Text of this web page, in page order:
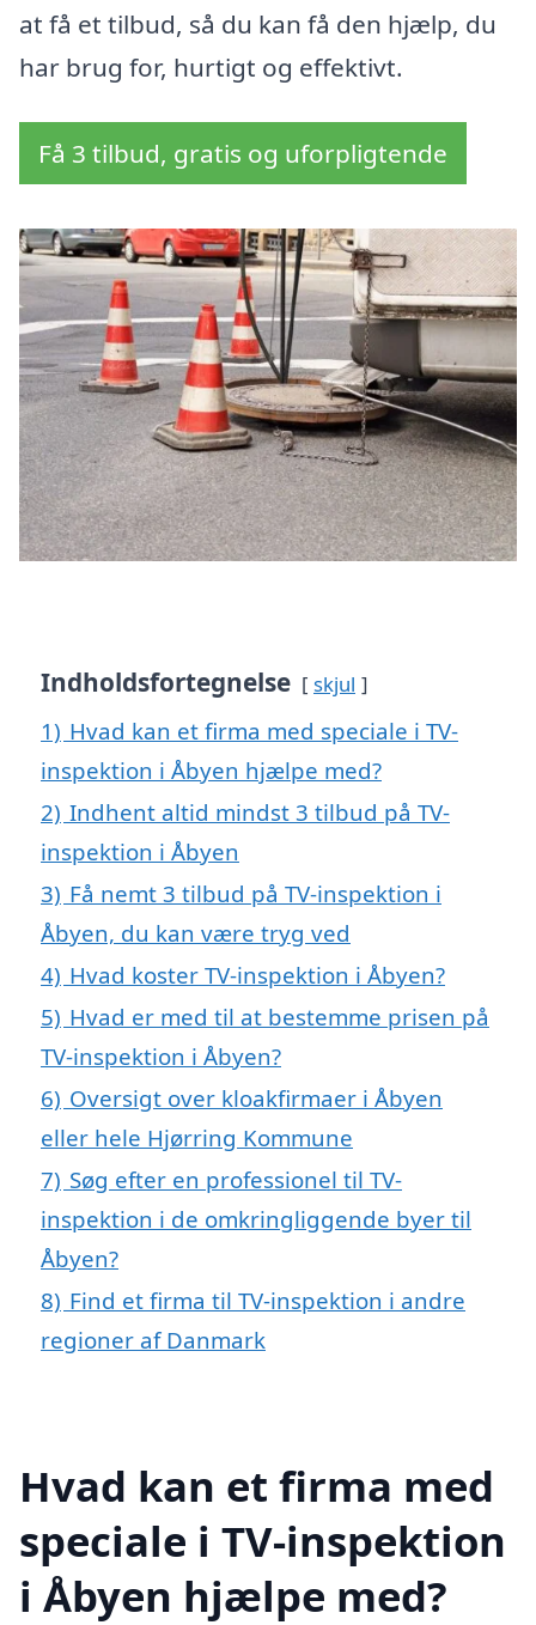
at få et tilbud, så du kan få den hjælp, du
har brug for, hurtigt og effektivt.
Få 3 tilbud, gratis og uforpligtende
Indholdsfortegnelse skjul
1) Hvad kan et firma med speciale i TV-
inspektion i Åbyen hjælpe med?
2) Indhent altid mindst 3 tilbud på TV-
inspektion i Åbyen
3) Få nemt 3 tilbud på TV-inspektion i
Åbyen, du kan være tryg ved
4) Hvad koster TV-inspektion i Åbyen?
5) Hvad er med til at bestemme prisen på
TV-inspektion i Åbyen?
6) Oversigt over kloakfirmaer i Åbyen
eller hele Hjørring Kommune
7) Søg efter en professionel til TV-
inspektion i de omkringliggende byer til
Åbyen?
8) Find et firma til TV-inspektion i andre
regioner af Danmark
Hvad kan et firma med
speciale i TV-inspektion
i Åbyen hjælpe med?